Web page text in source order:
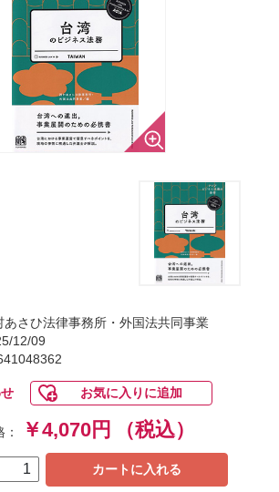
あさひ法律事務所・外国法共同事業
12/09
お気に入りに追加
： ￥4,070円 （税込）
カートに入れる